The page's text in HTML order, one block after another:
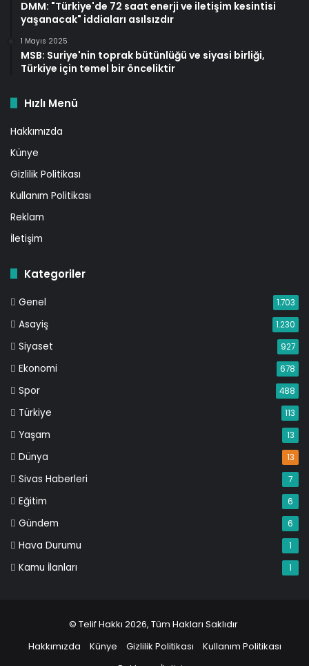
DMM: "Türkiye'de 72 saat enerji ve iletişim kesintisi
yaşanacak" iddiaları asılsızdır
1 Mayıs 2025
MSB: Suriye'nin toprak bütünlüğü ve siyasi birliği,
Türkiye için temel bir önceliktir
Hızlı Menü
Hakkımızda
Künye
Gizlilik Politikası
Kullanım Politikası
Reklam
İletişim
Kategoriler
Genel 1.703
Asayiş 1.230
Siyaset 927
Ekonomi 678
Spor 488
Türkiye 113
Yaşam 13
Dünya 13
Sivas Haberleri 7
Eğitim 6
Gündem 6
Hava Durumu 1
Kamu İlanları 1
© Telif Hakkı 2026, Tüm Hakları Saklıdır
Hakkımızda
Künye Gizlilik Politikası
Kullanım Politikası